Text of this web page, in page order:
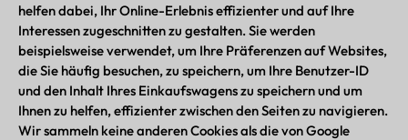
helfen dabei, Ihr Online-Erlebnis effizienter und auf Ihre
Interessen zugeschnitten zu gestalten. Sie werden
beispielsweise verwendet, um Ihre Präferenzen auf Websites,
die Sie häufig besuchen, zu speichern, um Ihre Benutzer-ID
und den Inhalt Ihres Einkaufswagens zu speichern und um
Ihnen zu helfen, effizienter zwischen den Seiten zu navigieren.
Wir sammeln keine anderen Cookies als die von Google